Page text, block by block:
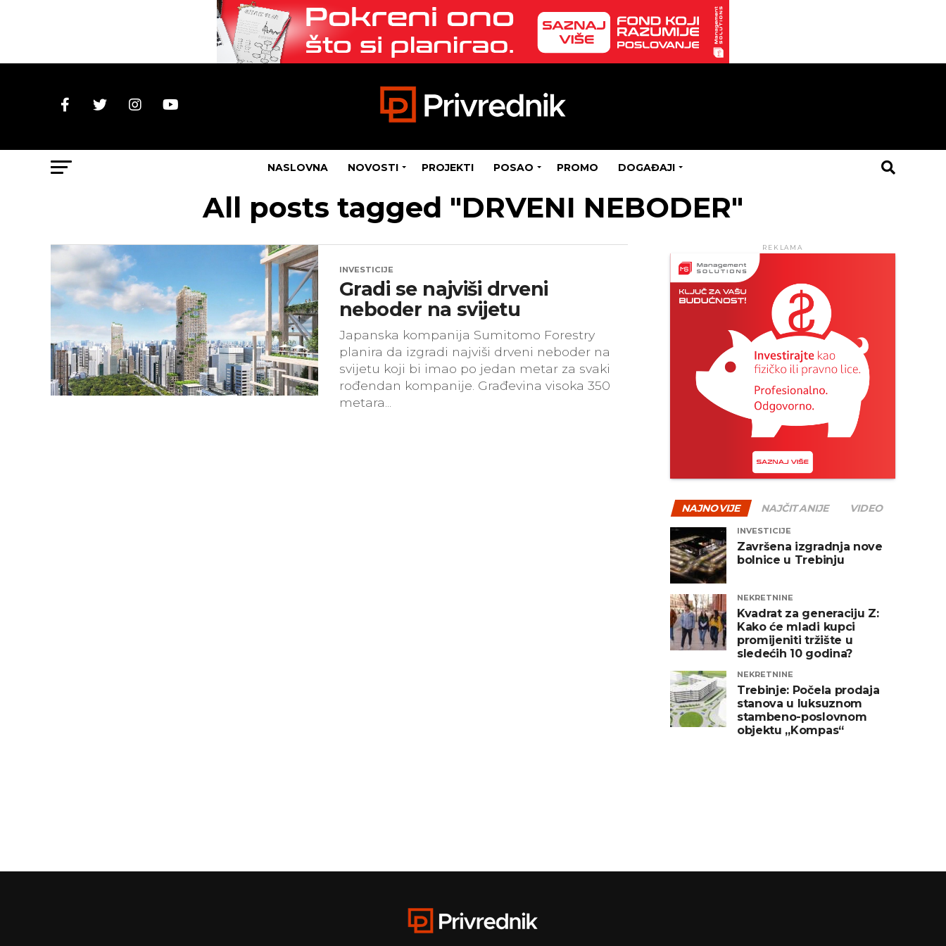
NASLOVNA NOVOSTI PROJEKTI POSAO PROMO DOGAĐAJI
All posts tagged "DRVENI NEBODER"
INVESTICIJE
Gradi se najviši drveni
neboder na svijetu
Japanska kompanija Sumitomo Forestry
planira da izgradi najviši drveni neboder na
svijetu koji bi imao po jedan metar za svaki
rođendan kompanije. Građevina visoka 350
metara...
REKLAMA
NAJNOVIJE NAJČITANIJE VIDEO
INVESTICIJE
Završena izgradnja nove
bolnice u Trebinju
NEKRETNINE
Kvadrat za generaciju Z:
Kako će mladi kupci
promijeniti tržište u
sledećih 10 godina?
NEKRETNINE
Trebinje: Počela prodaja
stanova u luksuznom
stambeno-poslovnom
objektu „Kompas“